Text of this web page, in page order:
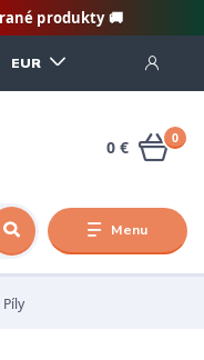
produkty 🚚
Menu
EUR
0
0 €
Píly